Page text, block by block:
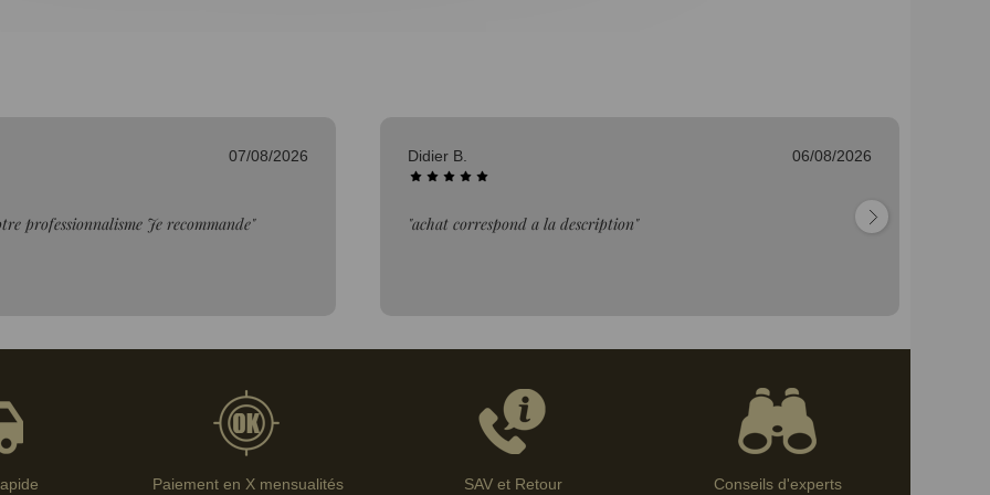
06/08/2026 Bertrand V. 06/08/2026
"Bien."
Paiement en X mensualités SAV et Retour Conseils d'experts